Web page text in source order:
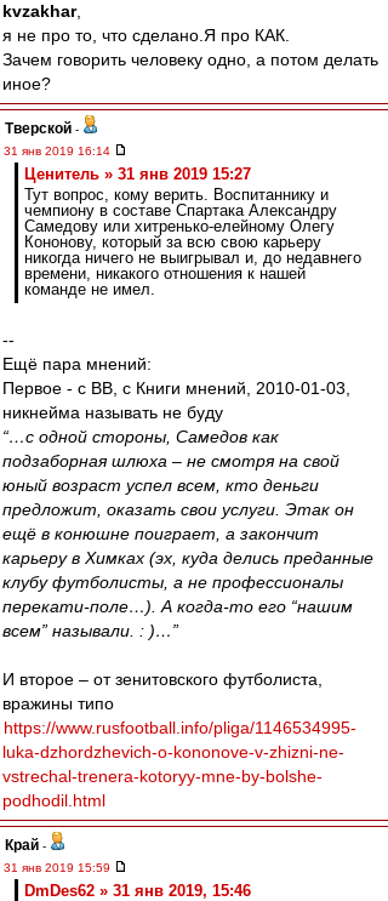
kvzakhar,
я не про то, что сделано.Я про КАК.
Зачем говорить человеку одно, а потом делать
иное?
Тверской -
31 янв 2019 16:14
Ценитель » 31 янв 2019 15:27
Тут вопрос, кому верить. Воспитаннику и
чемпиону в составе Спартака Александру
Самедову или хитренько-елейному Олегу
Кононову, который за всю свою карьеру
никогда ничего не выигрывал и, до недавнего
времени, никакого отношения к нашей
команде не имел.
--
Ещё пара мнений:
Первое - с ВВ, с Книги мнений, 2010-01-03,
никнейма называть не буду
“…с одной стороны, Самедов как
подзаборная шлюха – не смотря на свой
юный возраст успел всем, кто деньги
предложит, оказать свои услуги. Этак он
ещё в конюшне поиграет, а закончит
карьеру в Химках (эх, куда делись преданные
клубу футболисты, а не профессионалы
перекати-поле…). А когда-то его “нашим
всем” называли. : )…”
И второе – от зенитовского футболиста,
вражины типо
https://www.rusfootball.info/pliga/1146534995-
luka-dzhordzhevich-o-kononove-v-zhizni-ne-
vstrechal-trenera-kotoryy-mne-by-bolshe-
podhodil.html
Край -
31 янв 2019 15:59
DmDes62 » 31 янв 2019, 15:46